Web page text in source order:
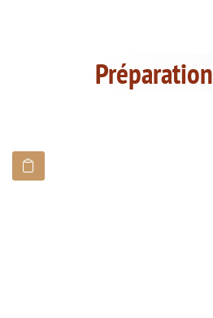
Préparation